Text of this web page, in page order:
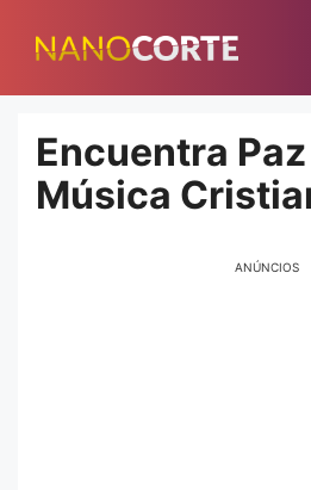
para
conteúdo
Encuentra
Música
ANÚNCIOS